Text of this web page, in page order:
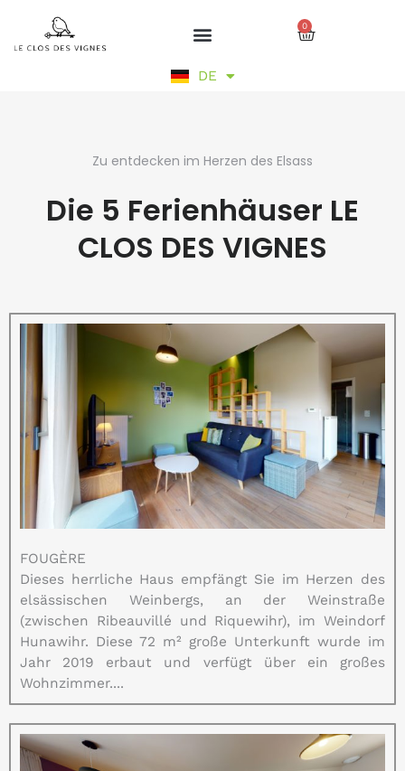
springen
0
Cart
DE
FR
Zu entdecken im Herzen des Elsass
Die 5 Ferienhäuser LE
CLOS DES VIGNES
FOUGÈRE
Dieses herrliche Haus empfängt Sie im Herzen des
elsässischen Weinbergs, an der Weinstraße
(zwischen Ribeauvillé und Riquewihr), im Weindorf
Hunawihr. Diese 72 m² große Unterkunft wurde im
Jahr 2019 erbaut und verfügt über ein großes
Wohnzimmer....